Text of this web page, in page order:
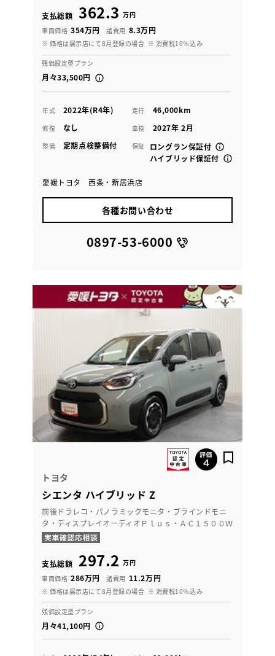
支払総額 362.3 万円
車両価格 354万円 諸費用 8.3万円
※ 価格は展示店にて8月登録の場合 ※ 消費税10％込み
残価設定型プラン
月々33,500円
年式 2022年(R4年) 走行 46,000km
修復 なし 車検 2027年 2月
整備 定期点検整備付 保証
ロングラン保証付
ハイブリッド保証付
愛媛トヨタ 西条・新居浜店
各種お問い合わせ
0897-53-6000
トヨタ
シエンタ ハイブリッド Z
前後ドラレコ・パノラミックモニタ・ブラインドモニ
タ・ディスプレイオーディオＰｌｕｓ・ＡＣ１５００Ｗ
支払総額 297.2 万円
車両価格 286万円 諸費用 11.2万円
※ 価格は展示店にて8月登録の場合 ※ 消費税10％込み
残価設定型プラン
月々41,100円